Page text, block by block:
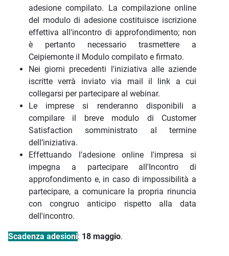
adesione compilato. La compilazione online
del modulo di adesione costituisce iscrizione
effettiva all'incontro di approfondimento; non
è pertanto necessario trasmettere a
Ceipiemonte il Modulo compilato e firmato.
Nei giorni precedenti l'iniziativa alle aziende
iscritte verrà inviato via mail il link a cui
collegarsi per partecipare al webinar.
Le imprese si renderanno disponibili a
compilare il breve modulo di Customer
Satisfaction somministrato al termine
dell’iniziativa.
Effettuando l'adesione online l'impresa si
impegna a partecipare all'Incontro di
approfondimento e, in caso di impossibilità a
partecipare, a comunicare la propria rinuncia
con congruo anticipo rispetto alla data
dell'incontro.
Scadenza adesioni: 18 maggio.